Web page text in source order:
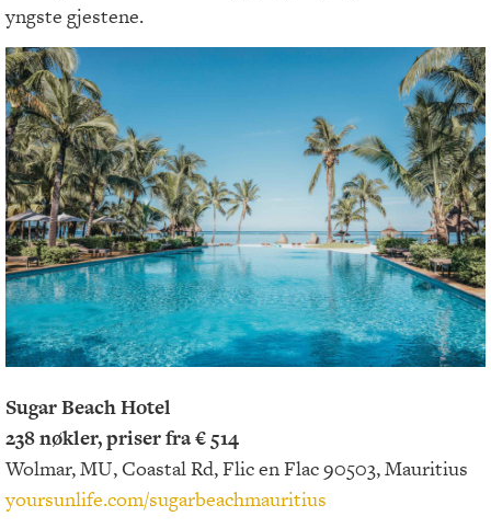
yngste gjestene.
Sugar Beach Hotel
238 nøkler, priser fra € 514
Wolmar, MU, Coastal Rd, Flic en Flac 90503, Mauritius
yoursunlife.com/sugarbeachmauritius